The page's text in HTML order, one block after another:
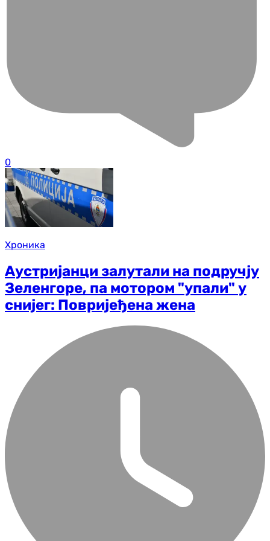
0
Хроника
Аустријанци залутали на подручју
Зеленгоре, па мотором "упали" у
снијег: Повријеђена жена